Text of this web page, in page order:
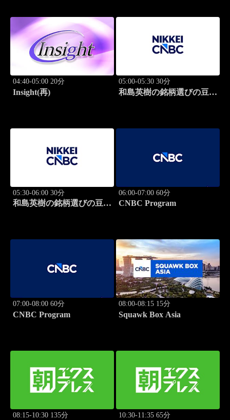
04:40-05:00 20分
Insight(再)
05:00-05:30 30分
和島英樹の銘柄選びの豆知
05:30-06:00 30分
和島英樹の銘柄選びの豆知
06:00-07:00 60分
CNBC Program
07:00-08:00 60分
CNBC Program
08:00-08:15 15分
Squawk Box Asia
08:15-10:30 135分 10:30-11:35 65分